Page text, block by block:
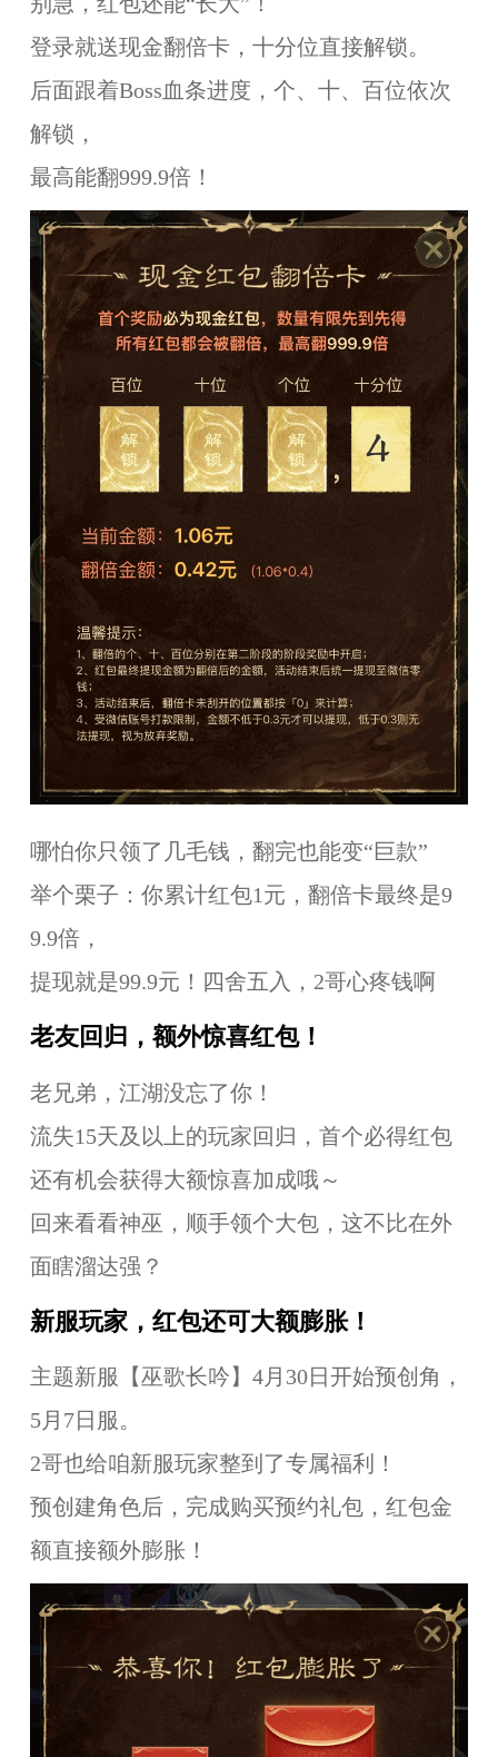
登录就送现金翻倍卡，十分位直接解锁。
后面跟着Boss血条进度，个、十、百位依次
解锁，
最高能翻999.9倍！
哪怕你只领了几毛钱，翻完也能变“巨款”
举个栗子：你累计红包1元，翻倍卡最终是9
9.9倍，
提现就是99.9元！四舍五入，2哥心疼钱啊
老友回归，额外惊喜红包！
老兄弟，江湖没忘了你！
流失15天及以上的玩家回归，首个必得红包
还有机会获得大额惊喜加成哦～
回来看看神巫，顺手领个大包，这不比在外
面瞎溜达强？
新服玩家，红包还可大额膨胀！
主题新服【巫歌长吟】4月30日开始预创角，
5月7日服。
2哥也给咱新服玩家整到了专属福利！
预创建角色后，完成购买预约礼包，红包金
额直接额外膨胀！